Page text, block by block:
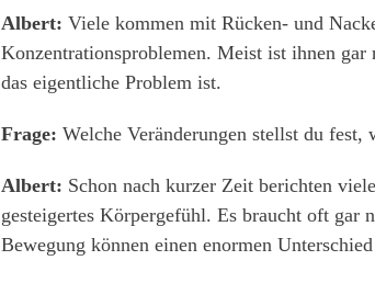
Albert: Viele kommen mit Rücken- und
Konzentrationsproblemen. Meist ist ihnen
das eigentliche Problem ist.
Frage: Welche Veränderungen stellst du
Albert: Schon nach kurzer Zeit berichten
gesteigertes Körpergefühl. Es braucht oft
Bewegung können einen enormen